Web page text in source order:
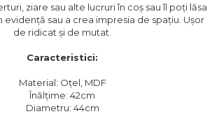
ziare sau alte lucruri în coş sau îl poţi lăsa
evidenţă sau a crea impresia de spaţiu. Uşor
de ridicat şi de mutat.
Caracteristici:
Material: Oțel, MDF
Înălțime: 42cm
Diametru: 44cm